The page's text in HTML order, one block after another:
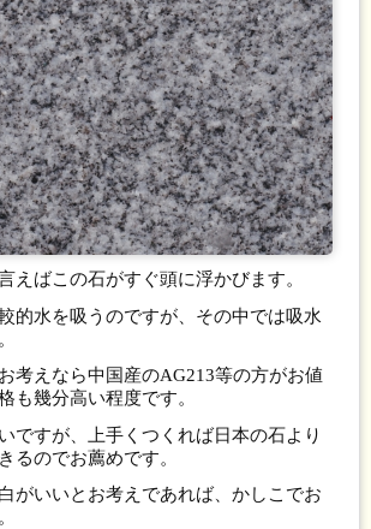
えばこの石がすぐ頭に浮かびます。
的水を吸うのですが、その中では吸水
考えなら中国産のAG213等の方がお値
も幾分高い程度です。
ですが、上手くつくれば日本の石より
るのでお薦めです。
がいいとお考えであれば、かしこでお